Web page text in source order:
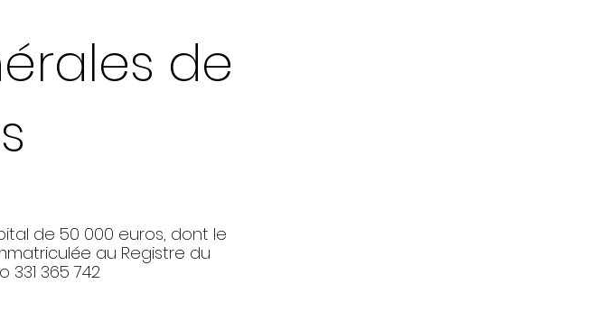
de
de 50 000 euros, dont le
au Registre du
365 742